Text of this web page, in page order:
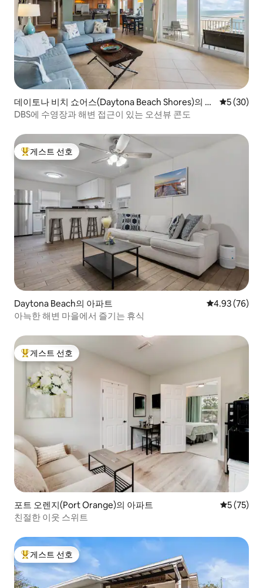
데이토나 비치 쇼어스(Daytona Beach Shores)의 아
파트
평점 5점(5
5 (30)
DBS에 수영장과 해변 접근이 있는 오션뷰 콘도
상위 게스트 선호
게스트 선호
Daytona Beach의 아파트 평점 4.93점(5
4.93 (76)
아늑한 해변 마을에서 즐기는 휴식
상위 게스트 선호
게스트 선호
포트 오렌지(Port Orange)의 아파트 평점 5점
5 (75)
친절한 이웃 스위트
상위 게스트 선호
게스트 선호